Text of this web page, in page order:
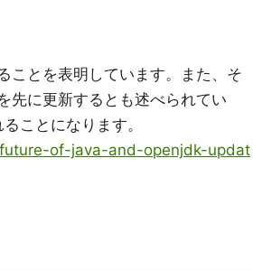
ことを表明しています。また、そ
に更新するとも述べられてい
ことになります。
of-java-and-openjdk-updat